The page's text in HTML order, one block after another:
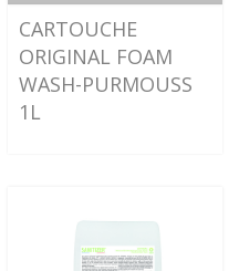
CARTOUCHE
ORIGINAL FOAM
WASH-PURMOUSS
1L